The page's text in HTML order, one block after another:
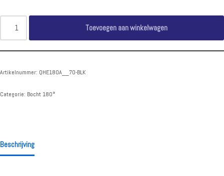
Toevoegen aan winkelwagen
Artikelnummer: QHE180A__70-BLK
Categorie: Bocht 180°
Beschrijving